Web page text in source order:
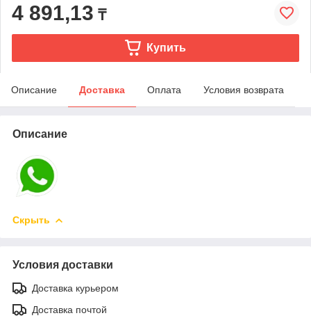
4 891,13 ₸
Купить
Описание Доставка Оплата Условия возврата
Описание
Скрыть
Условия доставки
Доставка курьером
Доставка почтой